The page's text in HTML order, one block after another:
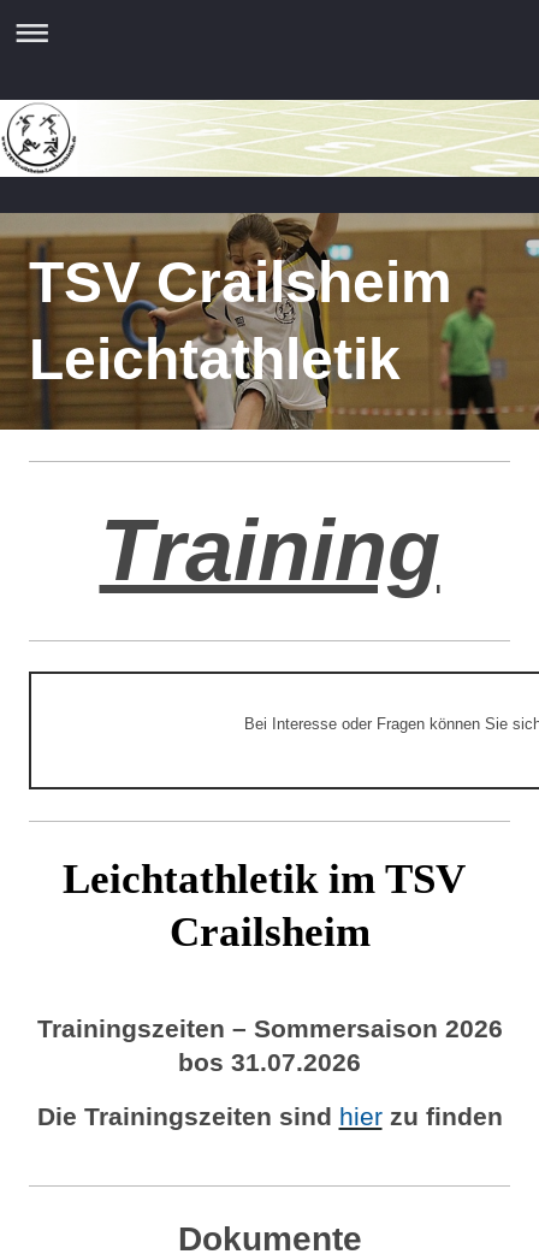
TSV Crailsheim
Leichtathletik
Training
Bei Interesse oder Fragen können Sie
Leichtathletik im TSV
Crailsheim
Trainingszeiten – Sommersaison 2026
bos 31.07.2026
Die Trainingszeiten sind hierzu finden
Dokumente